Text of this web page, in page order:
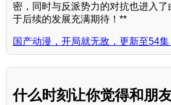
密，同时与反派势力的对抗也进入
于后续的发展充满期待！**
国产动漫，开局就无敌，更新至54集
什么时刻让你觉得和朋